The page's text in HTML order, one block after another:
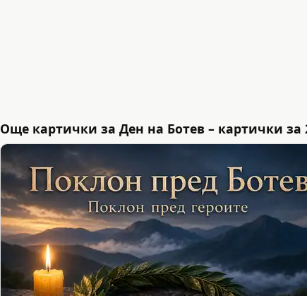
Още картички за Ден на Ботев – картички за